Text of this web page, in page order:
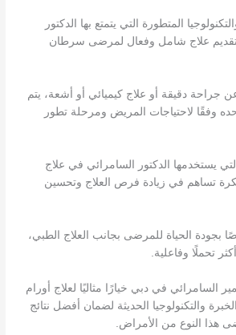
المتطورة التي يتمتع بها الدكتور
تقديم علاج شامل وفعال لمرضى سرطان
جراحة دقيقة أو علاج كيميائي أو أشعة، يتم
وفقًا لاحتياجات المريض ومرحلة تطور
يستخدمها الدكتور السامرائي في علاج
تساهم في زيادة فرص العلاج وتحسين
بجودة الحياة للمرضى بجانب العلاج الطبي،
تحملًا وفاعلية.
السامرائي في دبي خيارًا مثاليًا لعلاج أورام
والتكنولوجيا الحديثة لضمان أفضل نتائج
هذا النوع من الأمراض.